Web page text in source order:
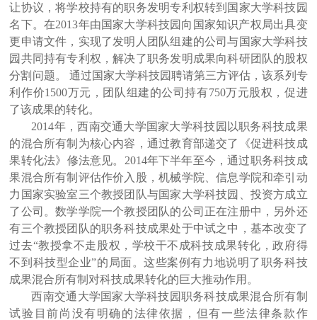
让协议，将学校持有的职务发明专利权转到国家大学科技园
名下。在2013年由国家大学科技园向国家知识产权局出具变
更申请文件，实现了发明人团队组建的公司与国家大学科技
园共同持有专利权，解决了职务发明成果向科研团队的股权
分割问题。 通过国家大学科技园聘请第三方评估，该系列专
利作价1500万元，团队组建的公司持有750万元股权，促进
了该成果的转化。
2014年，西南交通大学国家大学科技园以职务科技成果
的混合所有制为核心内容，通过教育部递交了《促进科技成
果转化法》修法意见。2014年下半年至今，通过职务科技成
果混合所有制评估作价入股，机械学院、信息学院和牵引动
力国家实验室三个教授团队与国家大学科技园、投资方成立
了公司。数学学院一个教授团队的公司正在注册中，另外还
有三个教授团队的职务科技成果处于中试之中，基本改变了
过去“教授拿不走股权，学校干不成科技成果转化，政府得
不到科技型企业”的局面。这些案例有力地说明了职务科技
成果混合所有制对科技成果转化的巨大推动作用。
西南交通大学国家大学科技园职务科技成果混合所有制
试验目前尚没有明确的法律依据，但有一些法律条款作